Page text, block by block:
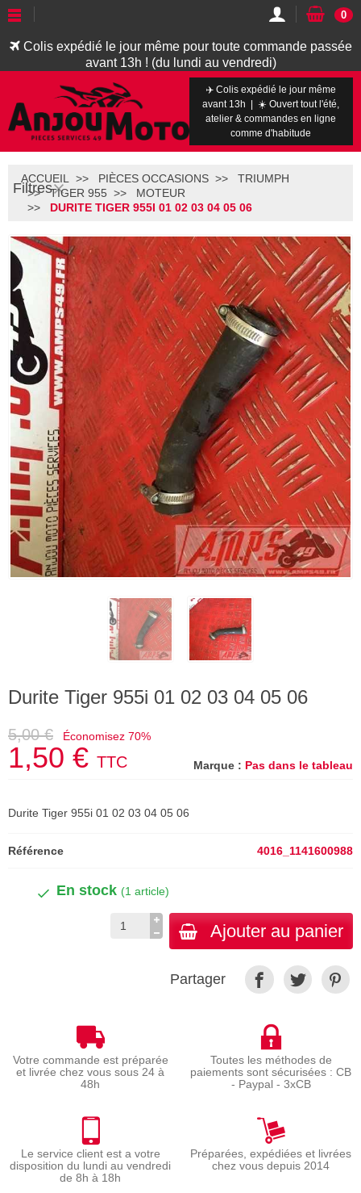
Colis expédié le jour même pour toute commande passée
avant 13h ! (du lundi au vendredi)
0
✈️ Colis expédié le jour même
avant 13h | ☀️ Ouvert tout l'été,
atelier & commandes en ligne
comme d'habitude
Filtres
ACCUEIL PIÈCES OCCASIONS
TRIUMPH
TIGER 955
MOTEUR
DURITE TIGER 955I 01 02 03 04 05 06
Durite Tiger 955i 01 02 03 04 05 06
Marque : Pas dans le tableau
5,00 € Économisez 70%
1,50 € TTC
Durite Tiger 955i 01 02 03 04 05 06
Référence 4016_1141600988
En stock (1 article)
Ajouter au panier
Partager
Votre commande est préparée
et livrée chez vous sous 24 à
48h
Toutes les méthodes de
paiements sont sécurisées : CB
- Paypal - 3xCB
Le service client est a votre
disposition du lundi au vendredi
de 8h à 18h
Préparées, expédiées et livrées
chez vous depuis 2014